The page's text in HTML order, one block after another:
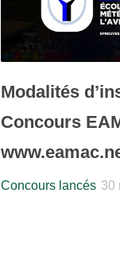
Modalités
Concours
Concours lancés 30